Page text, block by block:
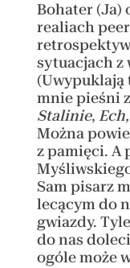
Bohater (Ja)
realiach
sytuacjach z
(Uwypuklają
mnie pieśni
Stalinie,
Można
z pamięci. A
Sam pisarz
lecącym do
gwiazdy.
do nas
ogóle może